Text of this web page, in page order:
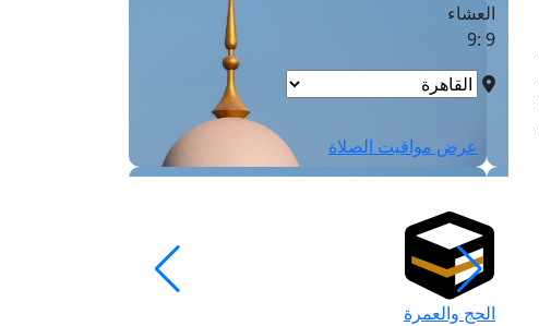
العشاء
9 :9
عرض مواقيت الصلاة
الحج والعمرة